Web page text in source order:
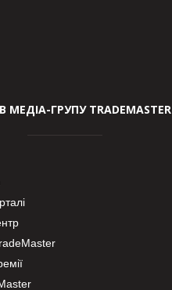
МЕДІА-ГРУПУ TRADEMASTER